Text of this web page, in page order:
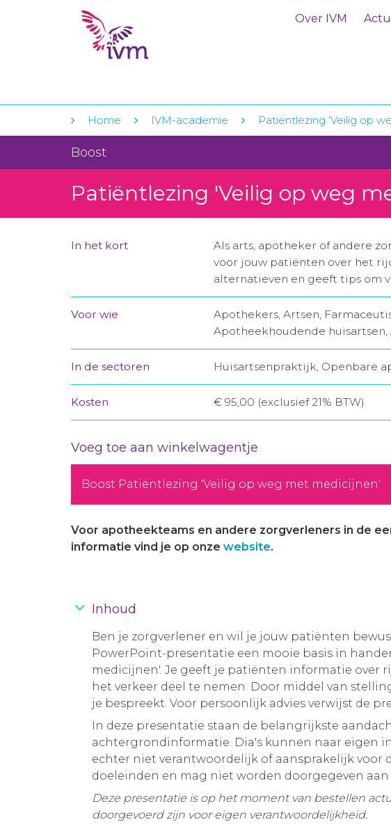
Over IVM
Home IVM-academie Patiëntlezing 'Veilig op
Boost
Patiëntlezing 'Veilig op weg
In het kort
Als arts, apotheker of andere
voor jouw patiënten over het
alternatieven en geeft tips om
Voor wie
Apothekers, Artsen,
Apotheekhoudende
In de sectoren Huisartsenpraktijk, Openbare
Kosten € 95,00 (exclusief 21% BTW)
Voeg toe aan winkelwagentje
Boost Patiëntlezing 'Veilig op weg met medicijnen'
Voor apotheekteams en andere zorgverleners in de
informatie vind je op onze website.
Inhoud
Ben je zorgverlener en wil je jouw patiënten
PowerPoint-presentatie een mooie basis in
medicijnen'. Je geeft je patiënten informatie over
het verkeer deel te nemen. Door middel van
je bespreekt. Voor persoonlijk advies verwijst de
In deze presentatie staan de belangrijkste
achtergrondinformatie. Dia's kunnen naar eigen
echter niet verantwoordelijk of aansprakelijk
doeleinden en mag niet worden doorgegeven aan
Deze presentatie is op het moment van bestellen
doorgevoerd zijn voor eigen verantwoordelijkheid.